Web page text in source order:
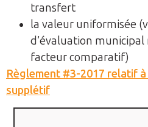
transfert
la valeur uniformisée
d’évaluation
facteur comparatif)
Règlement #3-2017 relatif
supplétif